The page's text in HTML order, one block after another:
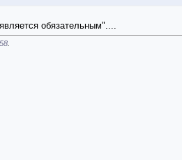
обязательным"....